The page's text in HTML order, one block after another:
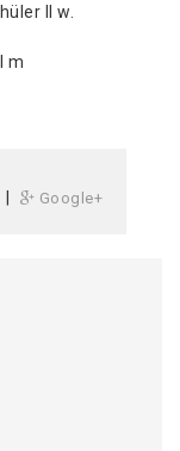
II w.
m
Google+